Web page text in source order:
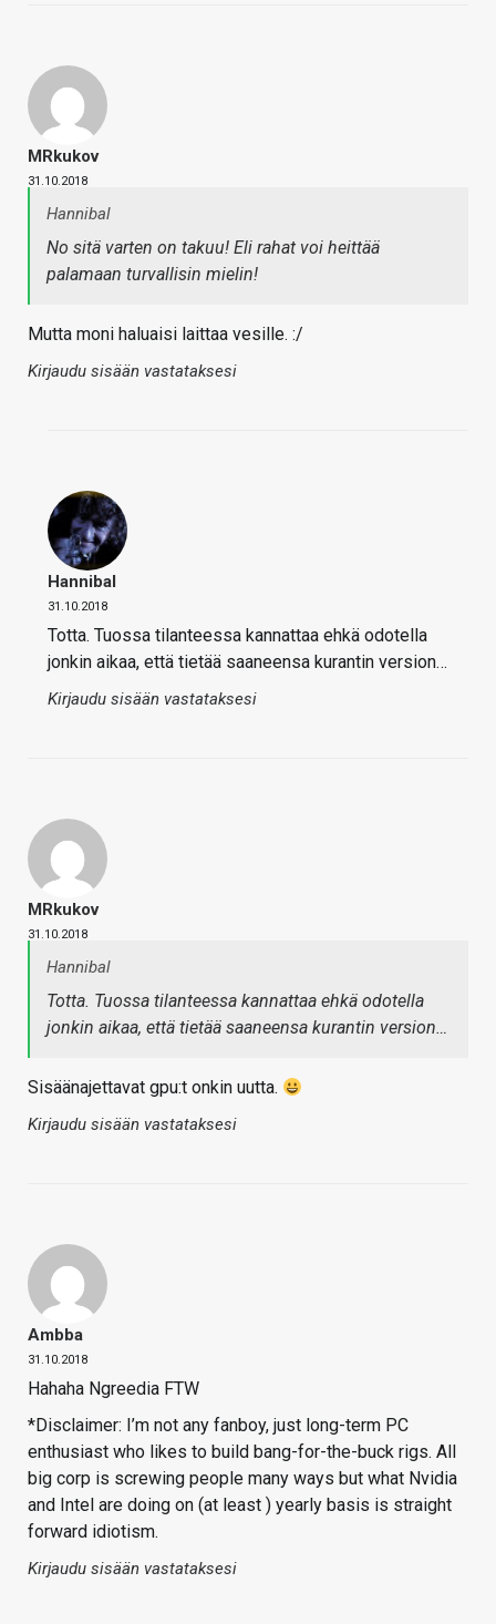
MRkukov
31.10.2018
Hannibal
No sitä varten on takuu! Eli rahat voi heittää
palamaan turvallisin mielin!
Mutta moni haluaisi laittaa vesille. :/
Kirjaudu sisään vastataksesi
Hannibal
31.10.2018
Totta. Tuossa tilanteessa kannattaa ehkä odotella
jonkin aikaa, että tietää saaneensa kurantin version…
Kirjaudu sisään vastataksesi
MRkukov
31.10.2018
Hannibal
Totta. Tuossa tilanteessa kannattaa ehkä odotella
jonkin aikaa, että tietää saaneensa kurantin version…
Sisäänajettavat gpu:t onkin uutta.
Kirjaudu sisään vastataksesi
Ambba
31.10.2018
Hahaha Ngreedia FTW
*Disclaimer: I’m not any fanboy, just long-term PC
enthusiast who likes to build bang-for-the-buck rigs. All
big corp is screwing people many ways but what Nvidia
and Intel are doing on (at least ) yearly basis is straight
forward idiotism.
Kirjaudu sisään vastataksesi